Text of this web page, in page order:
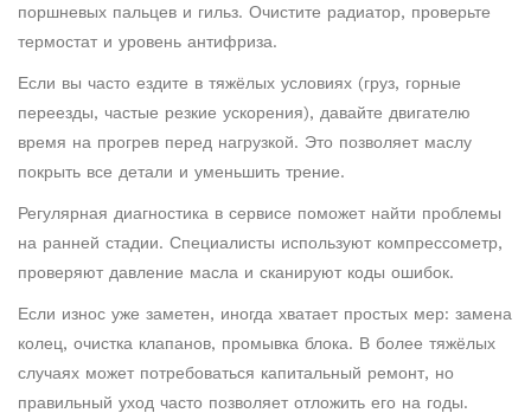
поршневых пальцев и гильз. Очистите радиатор, проверьте
термостат и уровень антифриза.
Если вы часто ездите в тяжёлых условиях (груз, горные
переезды, частые резкие ускорения), давайте двигателю
время на прогрев перед нагрузкой. Это позволяет маслу
покрыть все детали и уменьшить трение.
Регулярная диагностика в сервисе поможет найти проблемы
на ранней стадии. Специалисты используют компрессометр,
проверяют давление масла и сканируют коды ошибок.
Если износ уже заметен, иногда хватает простых мер: замена
колец, очистка клапанов, промывка блока. В более тяжёлых
случаях может потребоваться капитальный ремонт, но
правильный уход часто позволяет отложить его на годы.